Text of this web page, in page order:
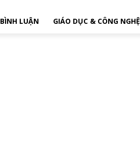
BÌNH LUẬN GIÁO DỤC & CÔNG NGHỆ